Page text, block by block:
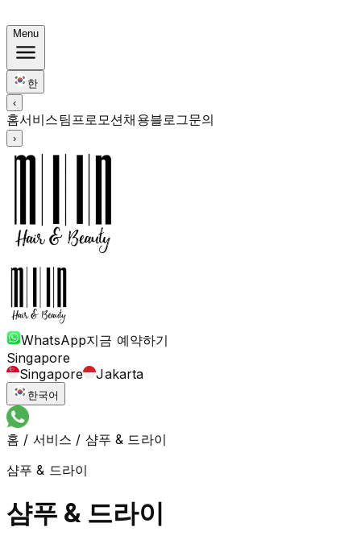
Menu
한
‹
홈서비스팀프로모션채용블로그문의
›
WhatsApp지금 예약하기
Singapore
Singapore
Jakarta
한국어
홈 / 서비스 / 샴푸 & 드라이
샴푸 & 드라이
샴푸 & 드라이